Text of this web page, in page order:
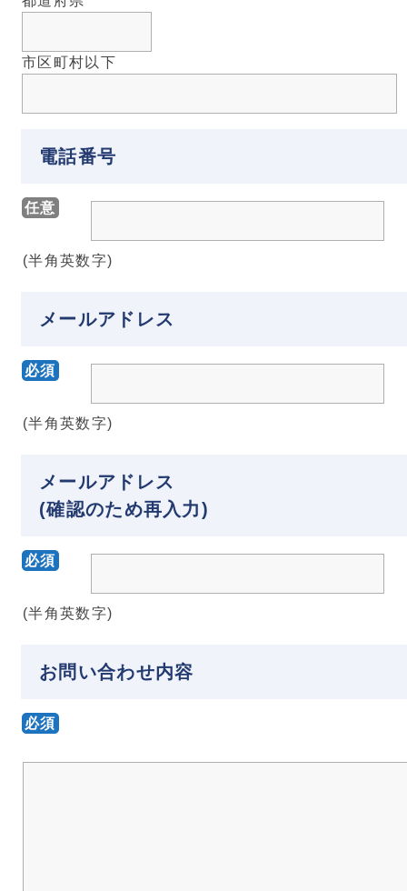
市区町村以下
電話番号
任意
(半角英数字)
メールアドレス
必須
(半角英数字)
メールアドレス
(確認のため再入力)
必須
(半角英数字)
お問い合わせ内容
必須